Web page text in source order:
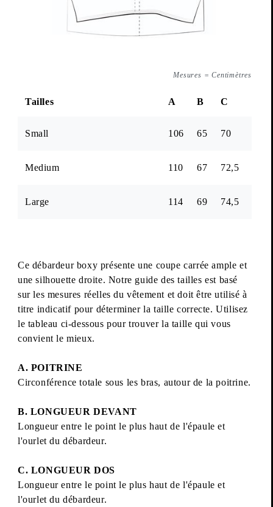
Ce débardeur boxy présente une coupe carrée ample et
une silhouette droite. Notre guide des tailles est basé
sur les mesures réelles du vêtement et doit être utilisé à
titre indicatif pour déterminer la taille correcte. Utilisez
le tableau ci-dessous pour trouver la taille qui vous
convient le mieux.
A. POITRINE
Circonférence totale sous les bras, autour de la poitrine.
B. LONGUEUR DEVANT
Longueur entre le point le plus haut de l'épaule et
l'ourlet du débardeur.
C. LONGUEUR DOS
Longueur entre le point le plus haut de l'épaule et
l'ourlet du débardeur.
Mesures = Centimètres
Tailles A . POITRINE
B. LONGUEUR
C
Small 106 65 70
Medium 110 67 72,5
Large 114 69 74,5